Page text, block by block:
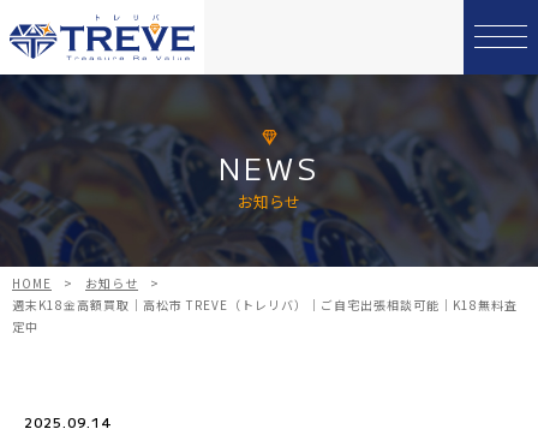
NEWS
お知らせ
HOME > お知らせ
>
週末K18金高額買取｜高松市 TREVE（トレリバ）｜ご自宅出張相談可能｜K18無料査
定中
2025.09.14